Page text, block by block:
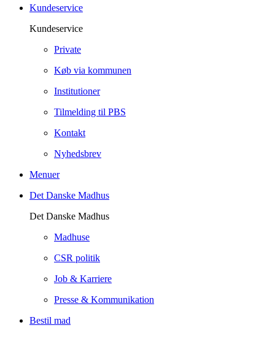
Kundeservice
Kundeservice
Private
Køb via kommunen
Institutioner
Tilmelding til PBS
Kontakt
Nyhedsbrev
Menuer
Det Danske Madhus
Det Danske Madhus
Madhuse
CSR politik
Job & Karriere
Presse & Kommunikation
Bestil mad